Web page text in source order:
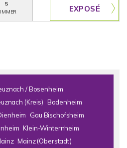
5
/ Bosenheim
(Kreis) Bodenheim
Gau Bischofsheim
Klein-Winternheim
Mainz (Oberstadt)